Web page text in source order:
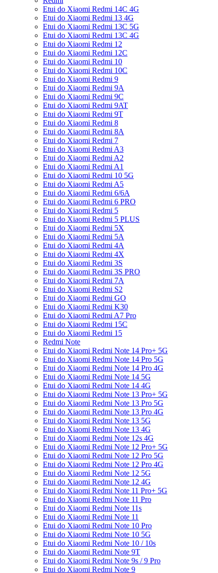
Etui do Xiaomi Redmi 14C 4G
Etui do Xiaomi Redmi 13 4G
Etui do Xiaomi Redmi 13C 5G
Etui do Xiaomi Redmi 13C 4G
Etui do Xiaomi Redmi 12
Etui do Xiaomi Redmi 12C
Etui do Xiaomi Redmi 10
Etui do Xiaomi Redmi 10C
Etui do Xiaomi Redmi 9
Etui do Xiaomi Redmi 9A
Etui do Xiaomi Redmi 9C
Etui do Xiaomi Redmi 9AT
Etui do Xiaomi Redmi 9T
Etui do Xiaomi Redmi 8
Etui do Xiaomi Redmi 8A
Etui do Xiaomi Redmi 7
Etui do Xiaomi Redmi A3
Etui do Xiaomi Redmi A2
Etui do Xiaomi Redmi A1
Etui do Xiaomi Redmi 10 5G
Etui do Xiaomi Redmi A5
Etui do Xiaomi Redmi 6/6A
Etui do Xiaomi Redmi 6 PRO
Etui do Xiaomi Redmi 5
Etui do Xiaomi Redmi 5 PLUS
Etui do Xiaomi Redmi 5X
Etui do Xiaomi Redmi 5A
Etui do Xiaomi Redmi 4A
Etui do Xiaomi Redmi 4X
Etui do Xiaomi Redmi 3S
Etui do Xiaomi Redmi 3S PRO
Etui do Xiaomi Redmi 7A
Etui do Xiaomi Redmi S2
Etui do Xiaomi Redmi GO
Etui do Xiaomi Redmi K30
Etui do Xiaomi Redmi A7 Pro
Etui do Xiaomi Redmi 15C
Etui do Xiaomi Redmi 15
Redmi Note
Etui do Xiaomi Redmi Note 14 Pro+ 5G
Etui do Xiaomi Redmi Note 14 Pro 5G
Etui do Xiaomi Redmi Note 14 Pro 4G
Etui do Xiaomi Redmi Note 14 5G
Etui do Xiaomi Redmi Note 14 4G
Etui do Xiaomi Redmi Note 13 Pro+ 5G
Etui do Xiaomi Redmi Note 13 Pro 5G
Etui do Xiaomi Redmi Note 13 Pro 4G
Etui do Xiaomi Redmi Note 13 5G
Etui do Xiaomi Redmi Note 13 4G
Etui do Xiaomi Redmi Note 12s 4G
Etui do Xiaomi Redmi Note 12 Pro+ 5G
Etui do Xiaomi Redmi Note 12 Pro 5G
Etui do Xiaomi Redmi Note 12 Pro 4G
Etui do Xiaomi Redmi Note 12 5G
Etui do Xiaomi Redmi Note 12 4G
Etui do Xiaomi Redmi Note 11 Pro+ 5G
Etui do Xiaomi Redmi Note 11 Pro
Etui do Xiaomi Redmi Note 11s
Etui do Xiaomi Redmi Note 11
Etui do Xiaomi Redmi Note 10 Pro
Etui do Xiaomi Redmi Note 10 5G
Etui do Xiaomi Redmi Note 10 / 10s
Etui do Xiaomi Redmi Note 9T
Etui do Xiaomi Redmi Note 9s / 9 Pro
Etui do Xiaomi Redmi Note 9